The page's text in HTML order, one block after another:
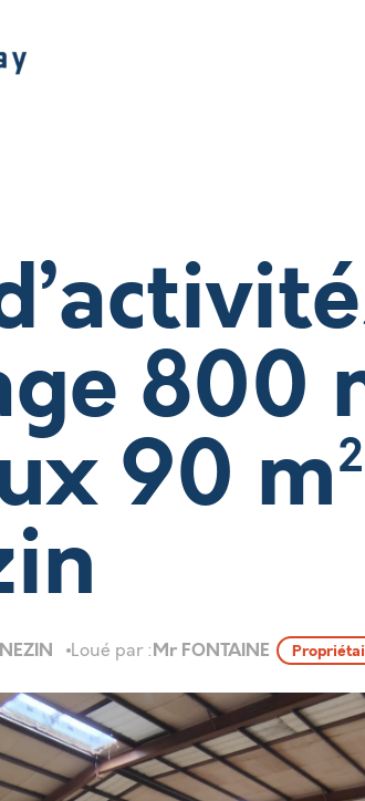
800
90
Loué par :Mr FONTAINE